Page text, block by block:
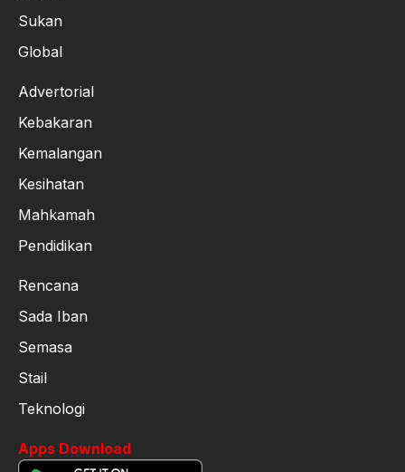
Sukan
Global
Advertorial
Kebakaran
Kemalangan
Kesihatan
Mahkamah
Pendidikan
Rencana
Sada Iban
Semasa
Stail
Teknologi
Apps Download